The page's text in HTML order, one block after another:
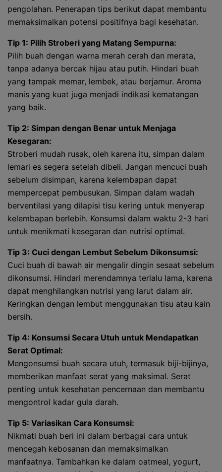
pengolahan. Penerapan tips berikut dapat membantu
memaksimalkan potensi positifnya bagi kesehatan.
Tip 1: Pilih Stroberi yang Matang Sempurna:
Pilih buah dengan warna merah cerah dan merata,
tanpa adanya bercak hijau atau putih. Hindari buah
yang tampak memar, lembek, atau berjamur. Aroma
manis yang kuat juga menjadi indikasi kematangan
yang baik.
Tip 2: Simpan dengan Benar untuk Menjaga
Kesegaran:
Stroberi mudah rusak, oleh karena itu, simpan dalam
lemari es segera setelah dibeli. Jangan mencuci buah
sebelum disimpan, karena kelembapan dapat
mempercepat pembusukan. Simpan dalam wadah
berventilasi yang dilapisi tisu kering untuk menyerap
kelembapan berlebih. Konsumsi dalam waktu 2-3 hari
untuk menikmati kesegaran dan nutrisi optimal.
Tip 3: Cuci dengan Lembut Sebelum Dikonsumsi:
Cuci buah di bawah air mengalir dingin sesaat sebelum
dikonsumsi. Hindari merendamnya terlalu lama, karena
dapat menghilangkan nutrisi yang larut dalam air.
Keringkan dengan lembut menggunakan tisu atau kain
bersih.
Tip 4: Konsumsi Secara Utuh untuk Mendapatkan
Serat Optimal:
Mengonsumsi buah secara utuh, termasuk biji-bijinya,
memberikan manfaat serat yang maksimal. Serat
penting untuk kesehatan pencernaan dan membantu
mengontrol kadar gula darah.
Tip 5: Variasikan Cara Konsumsi:
Nikmati buah beri ini dalam berbagai cara untuk
mencegah kebosanan dan memaksimalkan
manfaatnya. Tambahkan ke dalam oatmeal, yogurt,